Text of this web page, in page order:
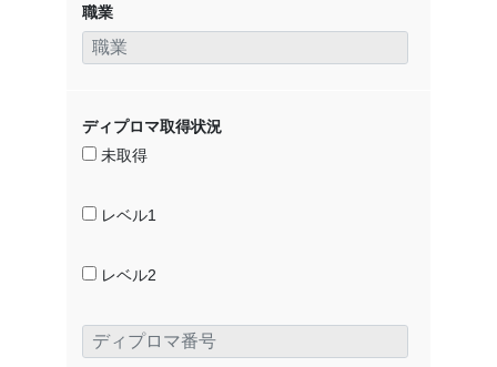
職業
ディプロマ取得状況
未取得
レベル1
レベル2